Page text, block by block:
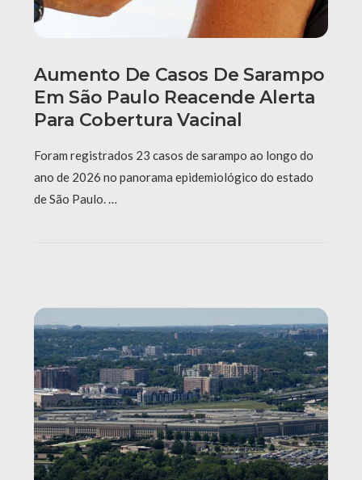
Aumento De Casos De Sarampo
Em São Paulo Reacende Alerta
Para Cobertura Vacinal
Foram registrados 23 casos de sarampo ao longo do
ano de 2026 no panorama epidemiológico do estado
de São Paulo. …